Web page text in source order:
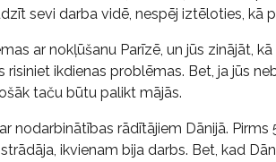
sevi darba vidē, nespēj iztēloties, kā
ar nokļūšanu Parīzē, un jūs zinājāt,
risiniet ikdienas problēmas. Bet, ja jūs
taču būtu palikt mājās.
nodarbinātības rādītājiem Dānijā.
ikvienam bija darbs. Bet, kad